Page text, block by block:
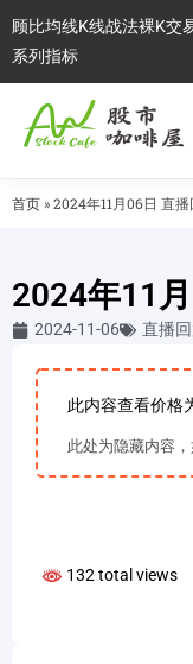
顾比均线K线战法裸K交
系列指标
首页 » 2024年11月06日 直
2024年11
2024-11-06 直播
此内容查看价格
此处为隐藏内容
132 total views